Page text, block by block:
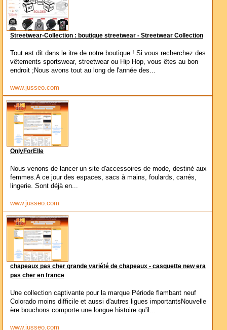
Streetwear-Collection : boutique streetwear - Streetwear Collection
Tout est dit dans le itre de notre boutique ! Si vous recherchez des
vêtements sportswear, streetwear ou Hip Hop, vous êtes au bon
endroit ;Nous avons tout au long de l'année des...
www.jusseo.com
OnlyForElle
Nous venons de lancer un site d'accessoires de mode, destiné aux
femmes.A ce jour des espaces, sacs à mains, foulards, carrés,
lingerie. Sont déjà en...
www.jusseo.com
chapeaux pas cher grande variété de chapeaux - casquette new era
pas cher en france
Une collection captivante pour la marque Période flambant neuf
Colorado moins difficile et aussi d'autres ligues importantsNouvelle
ère bouchons comporte une longue histoire qu'il...
www.jusseo.com